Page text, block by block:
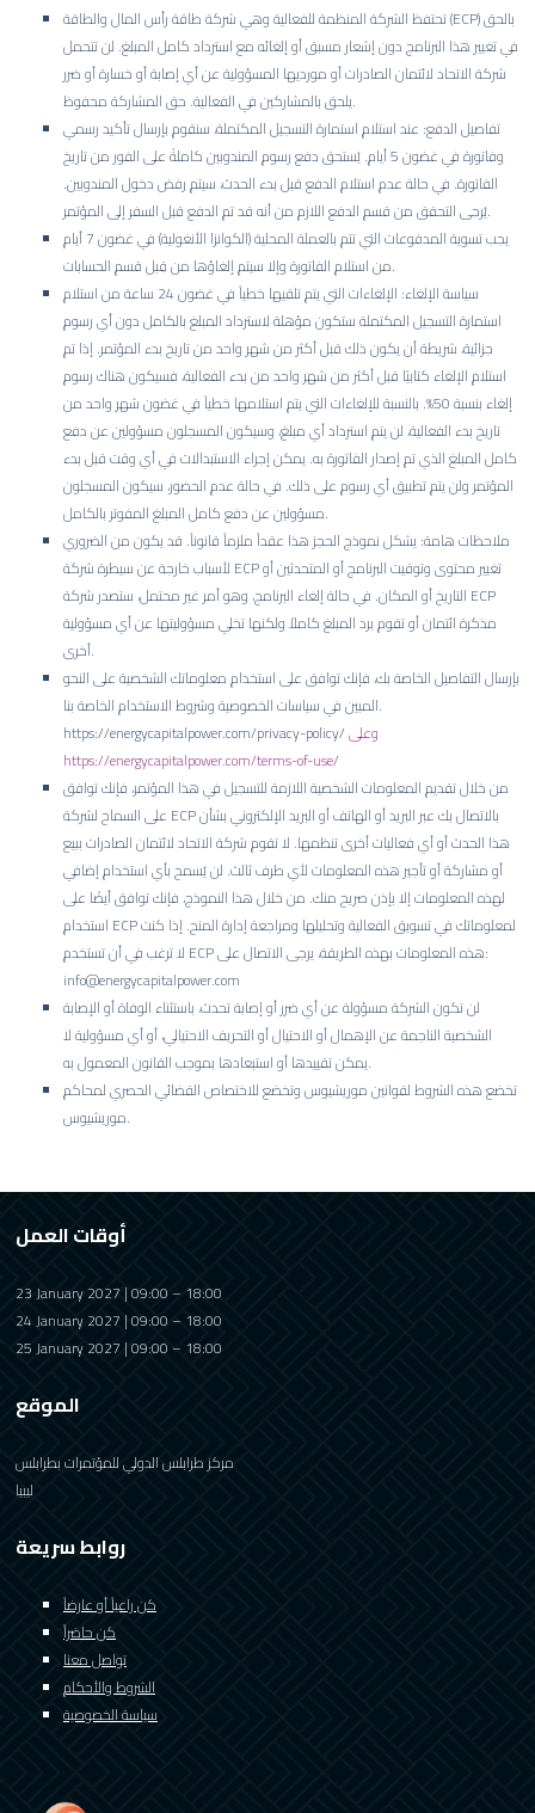
تحتفظ الشركة المنظمة للفعالية وهي شركة طاقة رأس المال والطاقة (ECP) بالحق
في تغيير هذا البرنامج دون إشعار مسبق أو إلغائه مع استرداد كامل المبلغ. لن تتحمل
شركة الاتحاد لائتمان الصادرات أو مورديها المسؤولية عن أي إصابة أو خسارة أو ضرر
يلحق بالمشاركين في الفعالية. حق المشاركة محفوظ.
تفاصيل الدفع: عند استلام استمارة التسجيل المكتملة، سنقوم بإرسال تأكيد رسمي
وفاتورة في غضون 5 أيام. يُستحق دفع رسوم المندوبين كاملةً على الفور من تاريخ
الفاتورة. في حالة عدم استلام الدفع قبل بدء الحدث، سيتم رفض دخول المندوبين.
يُرجى التحقق من قسم الدفع اللازم من أنه قد تم الدفع قبل السفر إلى المؤتمر.
يجب تسوية المدفوعات التي تتم بالعملة المحلية (الكوانزا الأنغولية) في غضون 7 أيام
من استلام الفاتورة وإلا سيتم إلغاؤها من قِبل قسم الحسابات.
سياسة الإلغاء: الإلغاءات التي يتم تلقيها خطياً في غضون 24 ساعة من استلام
استمارة التسجيل المكتملة ستكون مؤهلة لاسترداد المبلغ بالكامل دون أي رسوم
جزائية، شريطة أن يكون ذلك قبل أكثر من شهر واحد من تاريخ بدء المؤتمر. إذا تم
استلام الإلغاء كتابيًا قبل أكثر من شهر واحد من بدء الفعالية، فسيكون هناك رسوم
إلغاء بنسبة 50%. بالنسبة للإلغاءات التي يتم استلامها خطياً في غضون شهر واحد من
تاريخ بدء الفعالية، لن يتم استرداد أي مبلغ، وسيكون المسجلون مسؤولين عن دفع
كامل المبلغ الذي تم إصدار الفاتورة به. يمكن إجراء الاستبدالات في أي وقت قبل بدء
المؤتمر ولن يتم تطبيق أي رسوم على ذلك. في حالة عدم الحضور، سيكون المسجلون
مسؤولين عن دفع كامل المبلغ المفوتر بالكامل.
ملاحظات هامة: يشكل نموذج الحجز هذا عقداً ملزماً قانوناً. قد يكون من الضروري
لأسباب خارجة عن سيطرة شركة ECP تغيير محتوى وتوقيت البرنامج أو المتحدثين أو
التاريخ أو المكان. في حالة إلغاء البرنامج، وهو أمر غير محتمل، ستصدر شركة ECP
مذكرة ائتمان أو تقوم برد المبلغ كاملاً ولكنها تخلي مسؤوليتها عن أي مسؤولية
أخرى.
بإرسال التفاصيل الخاصة بك، فإنك توافق على استخدام معلوماتك الشخصية على النحو
المبين في سياسات الخصوصية وشروط الاستخدام الخاصة بنا.
https://energycapitalpower.com/privacy-policy/وعلى
https://energycapitalpower.com/terms-of-use/
من خلال تقديم المعلومات الشخصية اللازمة للتسجيل في هذا المؤتمر، فإنك توافق
على السماح لشركة ECP بالاتصال بك عبر البريد أو الهاتف أو البريد الإلكتروني بشأن
هذا الحدث أو أي فعاليات أخرى تنظمها. لا تقوم شركة الاتحاد لائتمان الصادرات ببيع
أو مشاركة أو تأجير هذه المعلومات لأي طرف ثالث. لن يُسمح بأي استخدام إضافي
لهذه المعلومات إلا بإذن صريح منك. من خلال هذا النموذج، فإنك توافق أيضًا على
استخدام ECP لمعلوماتك في تسويق الفعالية وتحليلها ومراجعة إدارة المنح. إذا كنت
لا ترغب في أن تستخدم ECP هذه المعلومات بهذه الطريقة، يرجى الاتصال على:
info@energycapitalpower.com
لن تكون الشركة مسؤولة عن أي ضرر أو إصابة تحدث، باستثناء الوفاة أو الإصابة
الشخصية الناجمة عن الإهمال أو الاحتيال أو التحريف الاحتيالي، أو أي مسؤولية لا
يمكن تقييدها أو استبعادها بموجب القانون المعمول به.
تخضع هذه الشروط لقوانين موريشيوس وتخضع للاختصاص القضائي الحصري لمحاكم
موريشيوس.
أوقات العمل
23 January 2027 | 09:00 – 18:00
24 January 2027 | 09:00 – 18:00
25 January 2027 | 09:00 – 18:00
الموقع
مركز طرابلس الدولي للمؤتمرات بطرابلس
ليبيا
روابط سريعة
كن راعياً أو عارضاً
كن حاضراً
تواصل معنا
الشروط والأحكام
سياسة الخصوصية